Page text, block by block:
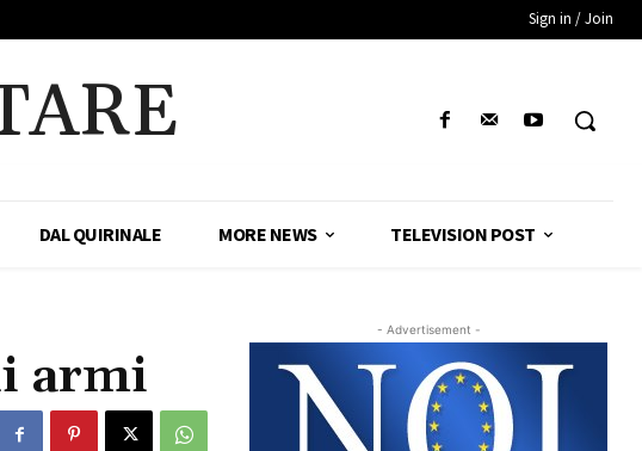
Sign in / Join
DAL QUIRINALE MORE NEWS TELEVISION POST
armi
- Advertisement -